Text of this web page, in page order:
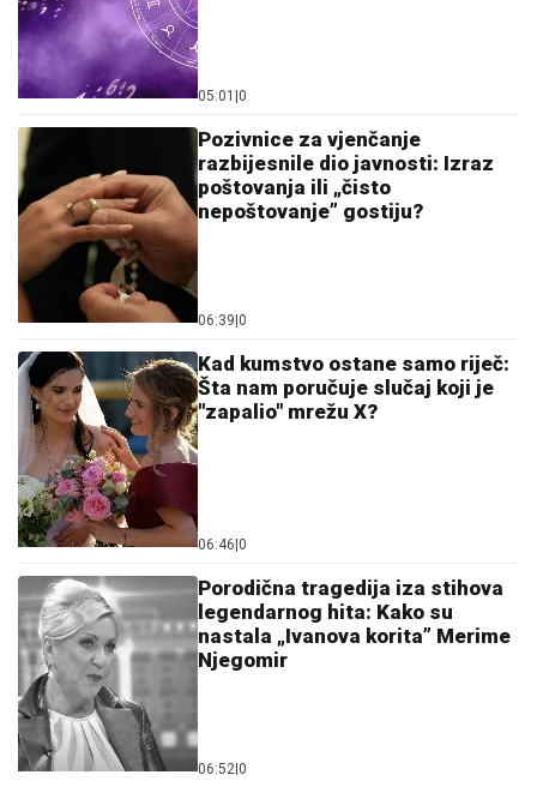
05:01 |0
Pozivnice za vjenčanje
razbijesnile dio javnosti: Izraz
poštovanja ili „čisto
nepoštovanje” gostiju?
06:39|0
Kad kumstvo ostane samo riječ:
Šta nam poručuje slučaj koji je
"zapalio" mrežu X?
06:46|0
Porodična tragedija iza stihova
legendarnog hita: Kako su
nastala „Ivanova korita” Merime
Njegomir
06:52|0